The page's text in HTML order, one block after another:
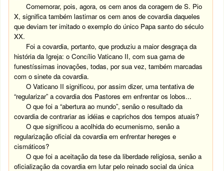
Comemorar, pois, agora, os cem anos da coragem de S. Pio
X, significa também lastimar os cem anos de covardia daqueles
que deviam ter imitado o exemplo do único Papa santo do século
XX.
Foi a covardia, portanto, que produziu a maior desgraça da
história da Igreja: o Concílio Vaticano II, com sua gama de
funestíssimas inovações, todas, por sua vez, também marcadas
com o sinete da covardia.
O Vaticano II significou, por assim dizer, uma tentativa de
“regularizar” a covardia dos Pastores em enfrentar os lobos...
O que foi a “abertura ao mundo”, senão o resultado da
covardia de contrariar as idéias e caprichos dos tempos atuais?
O que significou a acolhida do ecumenismo, senão a
regularização oficial da covardia em enfrentar hereges e
cismáticos?
O que foi a aceitação da tese da liberdade religiosa, senão a
oficialização da covardia em lutar pelo reinado social da única